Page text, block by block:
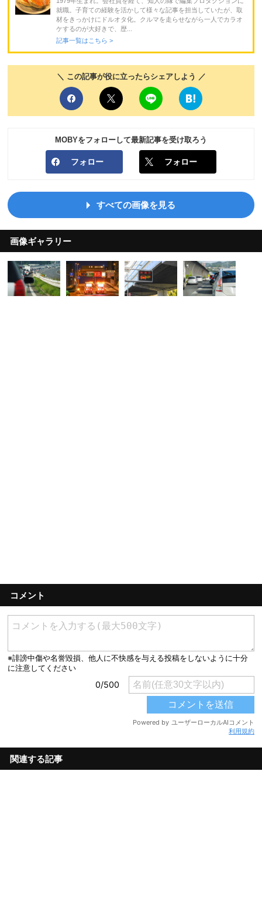
就職。子育ての経験を活かして様々な記事を担当していたが、取
材をきっかけにドルオタ化。クルマを走らせながら一人でカラオ
ケするのが大好きで、歴...
記事一覧はこちら >
＼ この記事が役に立ったらシェアしよう ／
MOBYをフォローして最新記事を受け取ろう
フォロー フォロー
すべての画像を見る
画像ギャラリー
コメント
利用規約
関連する記事